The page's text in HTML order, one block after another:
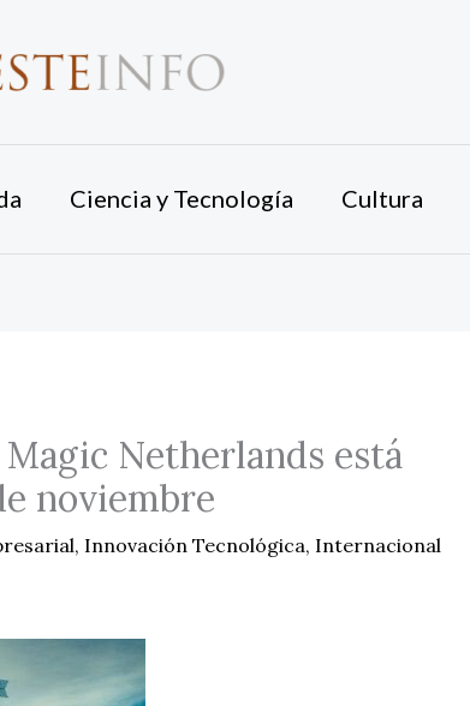
Ciencia y Tecnología Cultura
Netherlands está
noviembre
, Innovación Tecnológica, Internacional